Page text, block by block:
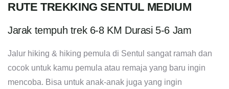
RUTE TREKKING SENTUL MEDIUM
Jarak tempuh trek 6-8 KM Durasi 5-6 Jam
Jalur hiking & hiking pemula di Sentul sangat ramah dan
cocok untuk kamu pemula atau remaja yang baru ingin
mencoba. Bisa untuk anak-anak juga yang ingin